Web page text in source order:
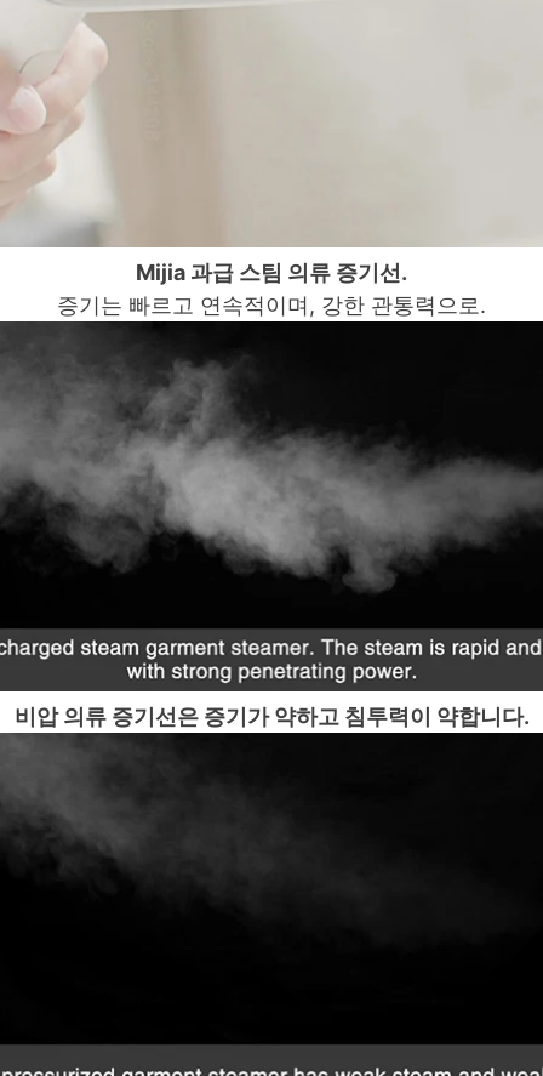
Mijia 과급 스팀 의류 증기선.
증기는 빠르고 연속적이며, 강한 관통력으로.
비압 의류 증기선은 증기가 약하고 침투력이 약합니다.